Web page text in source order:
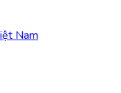
Nam